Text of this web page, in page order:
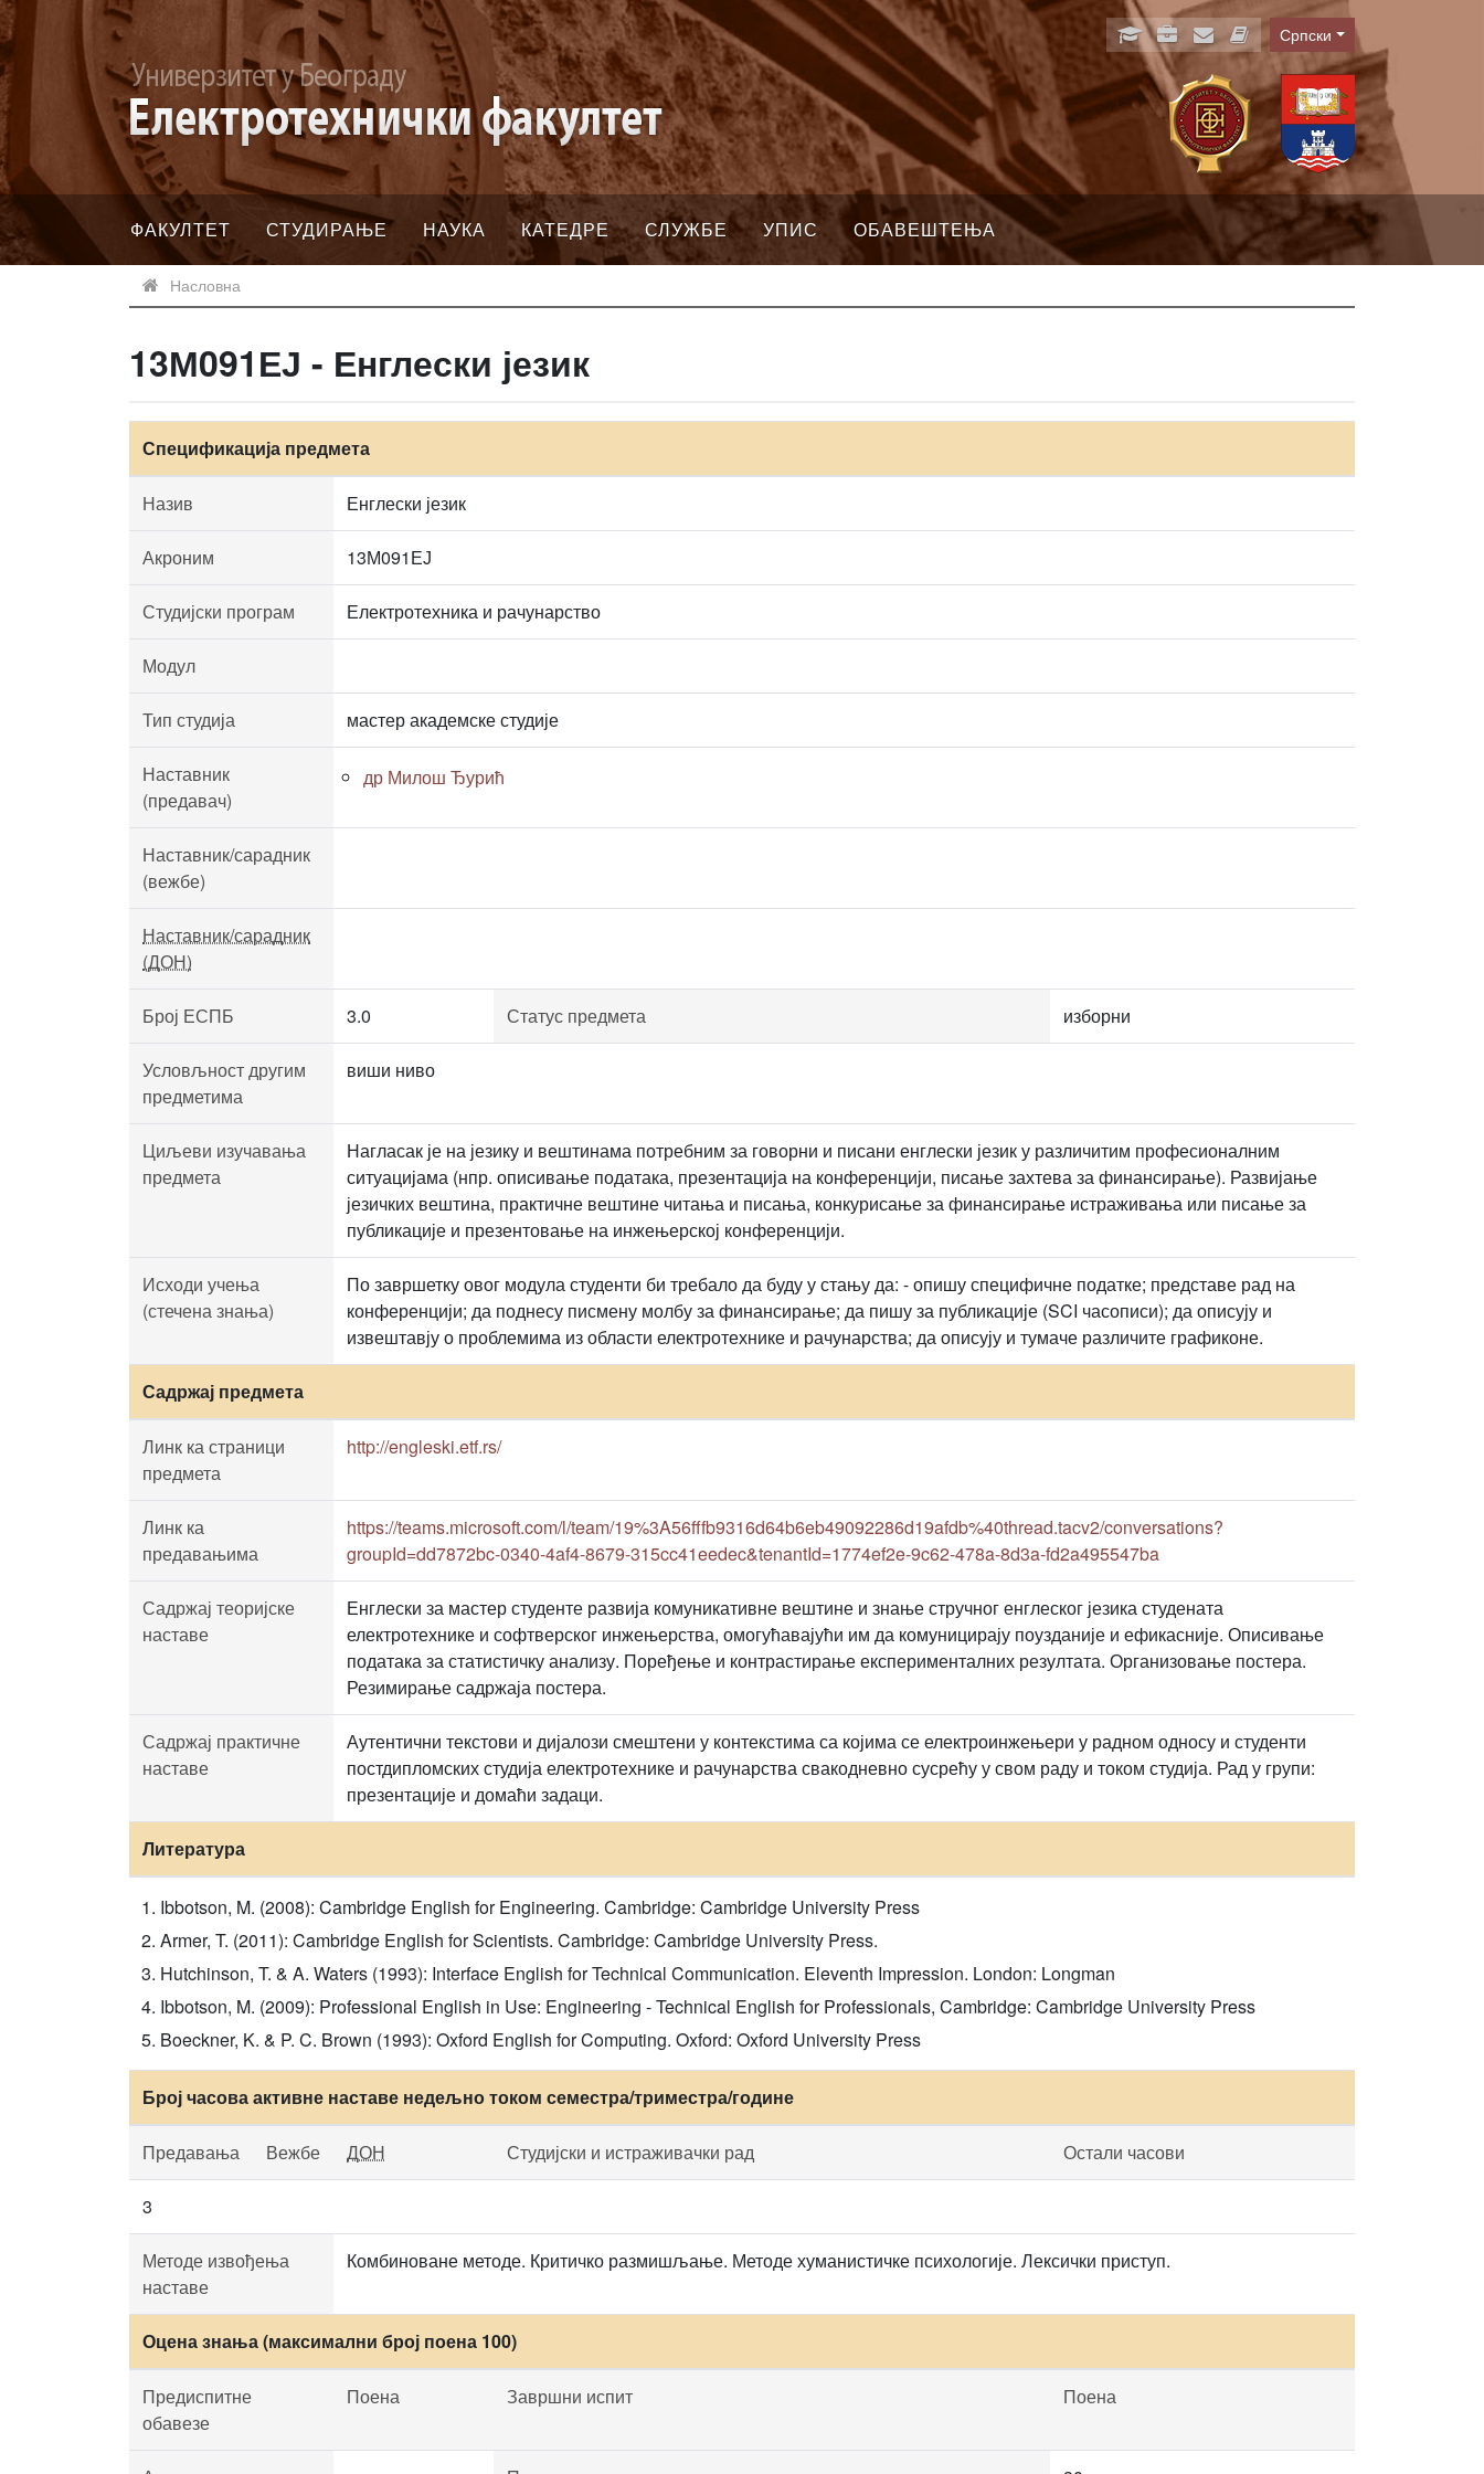
Language
Српски
ФАКУЛТЕТ СТУДИРАЊЕ НАУКА КАТЕДРЕ СЛУЖБЕ УПИС ОБАВЕШТЕЊА
Насловна
13М091ЕЈ - Енглески језик
Спецификација предмета
Назив Енглески језик
Акроним 13М091ЕЈ
Студијски програм Електротехника и рачунарство
Модул
Тип студија мастер академске студије
Наставник
(предавач)
др Милош Ђурић
Наставник/сарадник
(вежбе)
Наставник/сарадник
(ДОН)
Број ЕСПБ 3.0 Статус предмета изборни
Условљност другим
предметима
виши ниво
Циљеви изучавања
предмета
Нагласак је на језику и вештинама потребним за говорни и писани енглески језик у различитим професионалним
ситуацијама (нпр. описивање података, презентација на конференцији, писање захтева за финансирање). Развијање
језичких вештина, практичне вештине читања и писања, конкурисање за финансирање истраживања или писање за
публикације и презентовање на инжењерској конференцији.
Исходи учења
(стечена знања)
По завршетку овог модула студенти би требало да буду у стању да: - опишу специфичне податке; представе рад на
конференцији; да поднесу писмену молбу за финансирање; да пишу за публикације (SCI часописи); да описују и
извештавју о проблемима из области електротехнике и рачунарства; да описују и тумаче различите графиконе.
Садржај предмета
Линк ка страници
предмета
http://engleski.etf.rs/
Линк ка
предавањима
https://teams.microsoft.com/l/team/19%3A56fffb9316d64b6eb49092286d19afdb%40thread.tacv2/conversations?
groupId=dd7872bc-0340-4af4-8679-315cc41eedec&tenantId=1774ef2e-9c62-478a-8d3a-fd2a495547ba
Садржај теоријске
наставе
Енглески за мастер студенте развија комуникативне вештине и знање стручног енглеског језика студената
електротехнике и софтверског инжењерства, омогућавајући им да комуницирају поузданије и ефикасније. Описивање
података за статистичку анализу. Поређење и контрастирање експерименталних резултата. Организовање постера.
Резимирање садржаја постера.
Садржај практичне
наставе
Аутентични текстови и дијалози смештени у контекстима са којима се електроинжењери у радном односу и студенти
постдипломских студија електротехнике и рачунарства свакодневно сусрећу у свом раду и током студија. Рад у групи:
презентације и домаћи задаци.
Литература
Ibbotson, M. (2008): Cambridge English for Engineering. Cambridge: Cambridge University Press
Armer, T. (2011): Cambridge English for Scientists. Cambridge: Cambridge University Press.
Hutchinson, T. & A. Waters (1993): Interface English for Technical Communication. Eleventh Impression. London: Longman
Ibbotson, M. (2009): Professional English in Use: Engineering - Technical English for Professionals, Cambridge: Cambridge University Press
Boeckner, K. & P. C. Brown (1993): Oxford English for Computing. Oxford: Oxford University Press
Број часова активне наставе недељно током семестра/триместра/године
Предавања Вежбе ДОН Студијски и истраживачки рад Остали часови
3
Методе извођења
наставе
Комбиноване методе. Критичко размишљање. Методе хуманистичке психологије. Лексички приступ.
Оцена знања (максимални број поена 100)
Предиспитне
обавезе
Поена Завршни испит Поена